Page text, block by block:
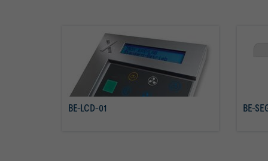
BE-LCD-01 BE-